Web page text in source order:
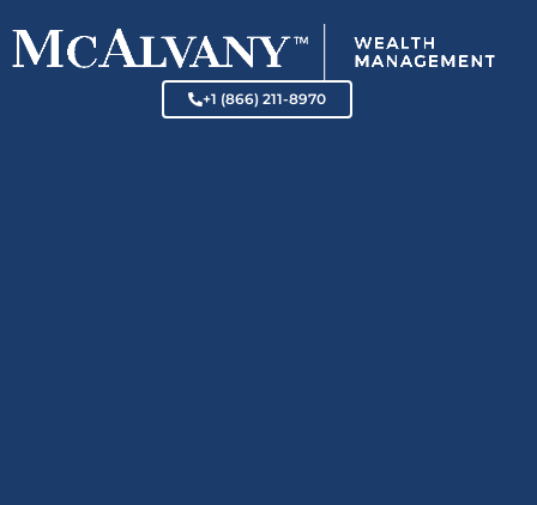
+1 (866) 211-8970